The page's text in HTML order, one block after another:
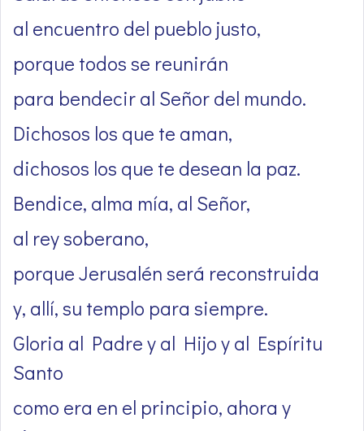
al encuentro del pueblo justo,
porque todos se reunirán
para bendecir al Señor del mundo.
Dichosos los que te aman,
dichosos los que te desean la paz.
Bendice, alma mía, al Señor,
al rey soberano,
porque Jerusalén será reconstruida
y, allí, su templo para siempre.
Gloria al Padre y al Hijo y al Espíritu
Santo
como era en el principio, ahora y